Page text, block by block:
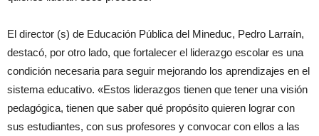
El director (s) de Educación Pública del Mineduc, Pedro Larraín,
destacó, por otro lado, que fortalecer el liderazgo escolar es una
condición necesaria para seguir mejorando los aprendizajes en el
sistema educativo. «Estos liderazgos tienen que tener una visión
pedagógica, tienen que saber qué propósito quieren lograr con
sus estudiantes, con sus profesores y convocar con ellos a las